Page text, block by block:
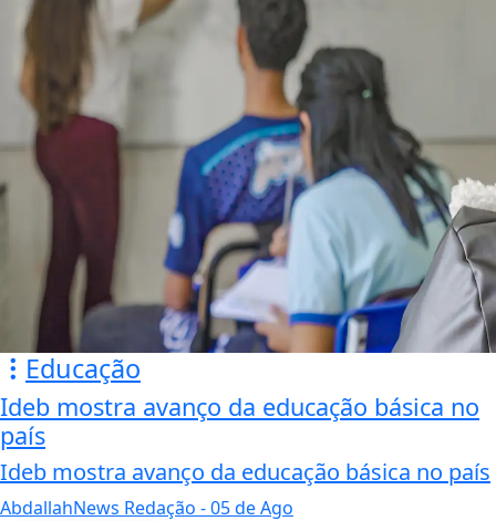
Educação
Ideb mostra avanço da educação básica no
país
Ideb mostra avanço da educação básica no país
AbdallahNews Redação - 05 de Ago